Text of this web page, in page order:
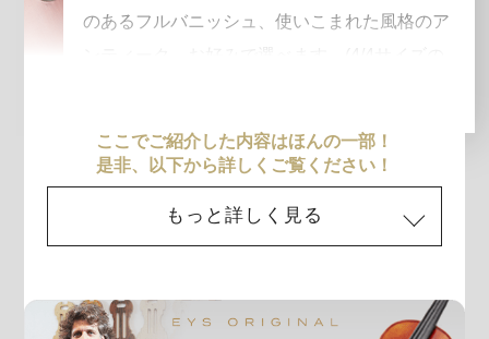
のあるフルバニッシュ、使いこまれた風格のア
ここでご紹介した内容はほんの一部！
是非、以下から詳しくご覧ください！
もっと詳しく見る